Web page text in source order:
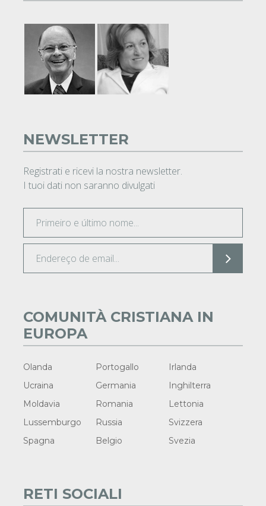
NEWSLETTER
Registrati e ricevi la nostra newsletter.
I tuoi dati non saranno divulgati
COMUNITÀ CRISTIANA IN
EUROPA
Olanda Portogallo
Irlanda
Ucraina
Germania
Inghilterra
Moldavia
Romania
Lettonia
Lussemburgo
Russia
Svizzera
Spagna
Belgio Svezia
RETI SOCIALI